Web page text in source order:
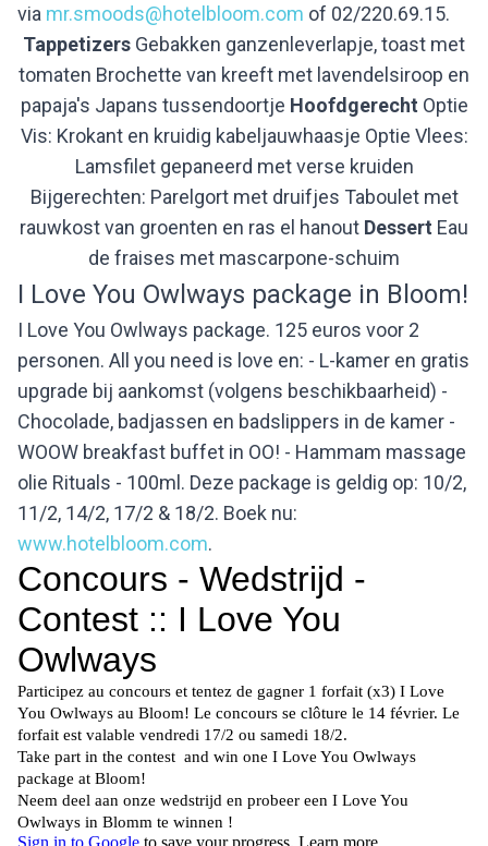
via mr.smoods@hotelbloom.com of 02/220.69.15.
Tappetizers Gebakken ganzenleverlapje, toast met
tomaten Brochette van kreeft met lavendelsiroop en
papaja's Japans tussendoortje Hoofdgerecht Optie
Vis: Krokant en kruidig kabeljauwhaasje Optie Vlees:
Lamsfilet gepaneerd met verse kruiden
Bijgerechten: Parelgort met druifjes Taboulet met
rauwkost van groenten en ras el hanout Dessert Eau
de fraises met mascarpone-schuim
I Love You Owlways package in Bloom!
I Love You Owlways package. 125 euros voor 2
personen. All you need is love en: - L-kamer en gratis
upgrade bij aankomst (volgens beschikbaarheid) -
Chocolade, badjassen en badslippers in de kamer -
WOOW breakfast buffet in OO! - Hammam massage
olie Rituals - 100ml. Deze package is geldig op: 10/2,
11/2, 14/2, 17/2 & 18/2. Boek nu:
www.hotelbloom.com.